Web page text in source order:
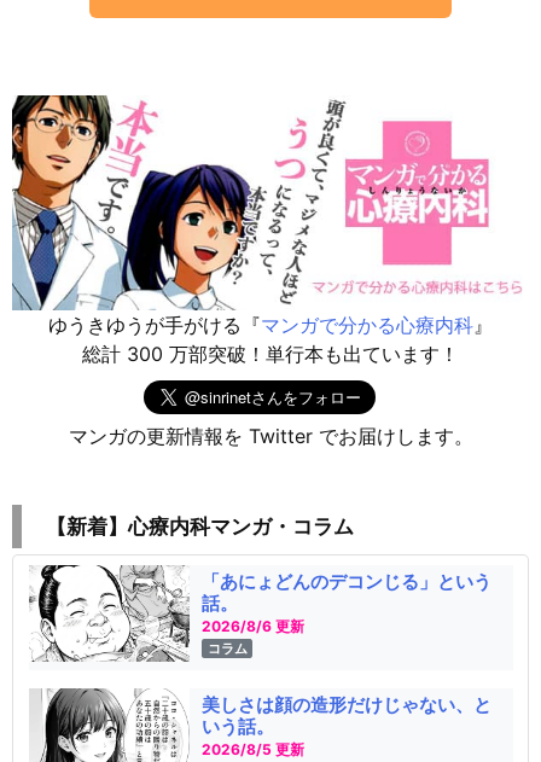
ゆうきゆうが手がける『マンガで分かる心療内科』
総計 300 万部突破！単行本も出ています！
マンガの更新情報を Twitter でお届けします。
【新着】心療内科マンガ・コラム
「あにょどんのデコンじる」という
話。
2026/8/6 更新
コラム
美しさは顔の造形だけじゃない、と
いう話。
2026/8/5 更新